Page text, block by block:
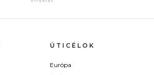
ÚTICÉLOK
Európa